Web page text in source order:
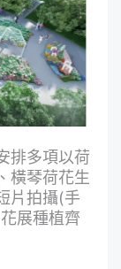
排多項以荷
橫琴荷花生
片拍攝(手
展種植齊